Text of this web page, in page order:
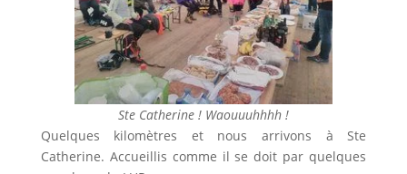
Ste Catherine ! Waouuuhhhh !
Quelques kilomètres et nous arrivons à Ste
Catherine. Accueillis comme il se doit par quelques